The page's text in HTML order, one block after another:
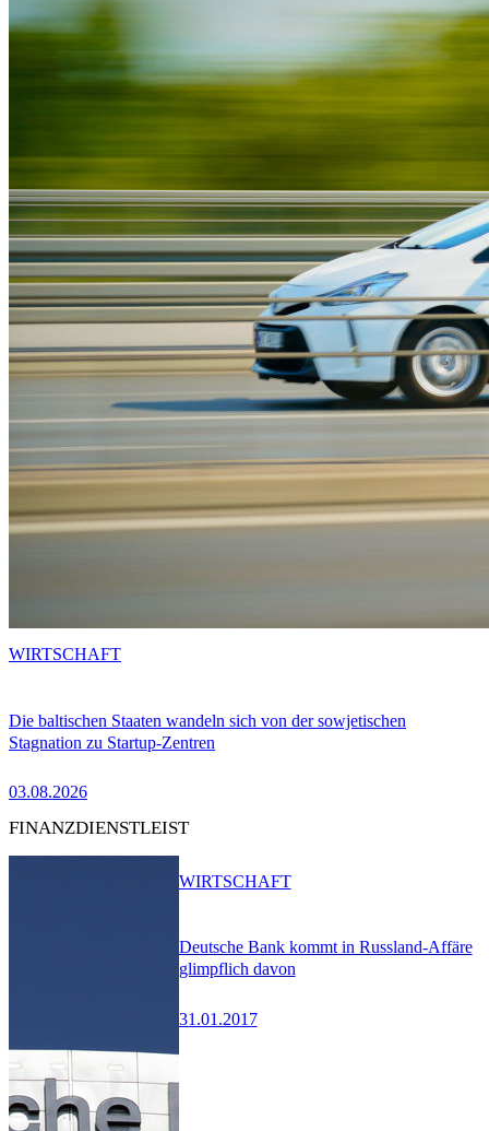
Die baltischen Staaten wandeln sich von der sowjetischen
Stagnation zu Startup-Zentren
03.08.2026
WIRTSCHAFT
FINANZDIENSTLEIST
Deutsche Bank kommt in Russland-Affäre
glimpflich davon
31.01.2017
WIRTSCHAFT